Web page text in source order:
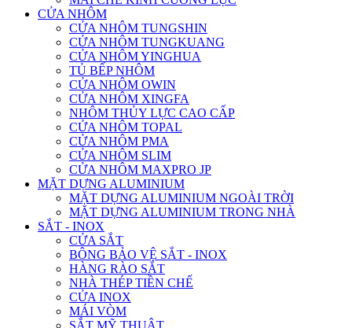
CỬA NHÔM
CỬA NHÔM TUNGSHIN
CỬA NHÔM TUNGKUANG
CỬA NHÔM YINGHUA
TỦ BẾP NHÔM
CỬA NHÔM OWIN
CỬA NHÔM XINGFA
NHÔM THỦY LỰC CAO CẤP
CỬA NHÔM TOPAL
CỬA NHÔM PMA
CỬA NHÔM SLIM
CỬA NHÔM MAXPRO JP
MẶT DỰNG ALUMINIUM
MẶT DỰNG ALUMINIUM NGOÀI TRỜI
MẶT DỰNG ALUMINIUM TRONG NHÀ
SẮT - INOX
CỬA SẮT
BÔNG BẢO VỆ SẮT - INOX
HÀNG RÀO SẮT
NHÀ THÉP TIỀN CHẾ
CỬA INOX
MÁI VÒM